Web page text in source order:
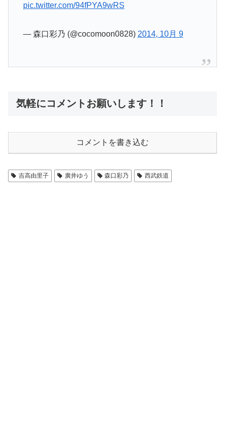
pic.twitter.com/94fPYA9wRS
— 森口彩乃 (@cocomoon0828) 2014, 10月 9
気軽にコメントお願いします！！
コメントを書き込む
吉高由里子 廣井ゆう 森口彩乃 西武鉄道